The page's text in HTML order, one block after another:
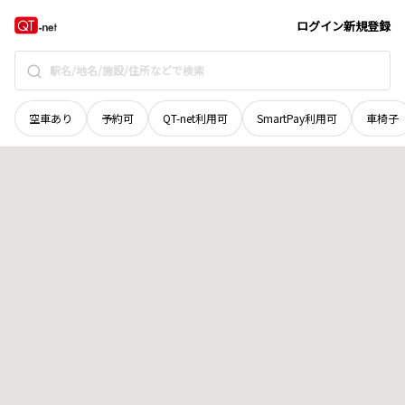
ログイン新規登録
空車あり 予約可 QT-net利用可 SmartPay利用可 車椅子
山口県